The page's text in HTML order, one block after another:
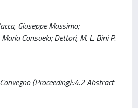
Giuseppe Massimo;
Consuelo; Dettori, M. L. Bini P.
(Proceeding)::4.2 Abstract